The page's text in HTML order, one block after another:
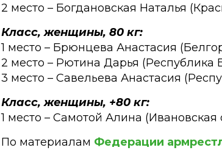
2 место – Богдановская Наталья
Класс, женщины, 80 кг:
1 место – Брюнцева Анастасия
2 место – Рютина Дарья (Республика
3 место – Савельева Анастасия
Класс, женщины, +80 кг:
1 место – Самотой Алина (Ивановская
По материалам Федерации